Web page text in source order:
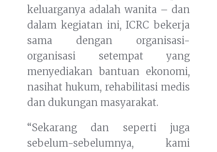
keluarganya adalah wanita – dan
dalam kegiatan ini, ICRC bekerja
sama dengan organisasi-
organisasi setempat yang
menyediakan bantuan ekonomi,
nasihat hukum, rehabilitasi medis
dan dukungan masyarakat.
“Sekarang dan seperti juga
sebelum-sebelumnya, kami